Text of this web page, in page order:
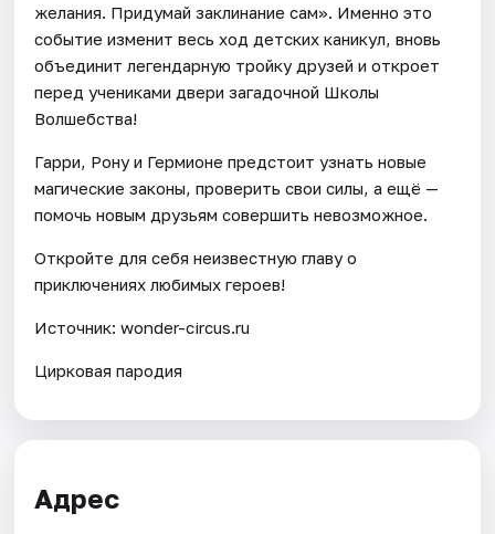
желания. Придумай заклинание сам». Именно это
событие изменит весь ход детских каникул, вновь
объединит легендарную тройку друзей и откроет
перед учениками двери загадочной Школы
Волшебства!
Гарри, Рону и Гермионе предстоит узнать новые
магические законы, проверить свои силы, а ещё —
помочь новым друзьям совершить невозможное.
Откройте для себя неизвестную главу о
приключениях любимых героев!
Источник: wonder-circus.ru
Цирковая пародия
Адрес